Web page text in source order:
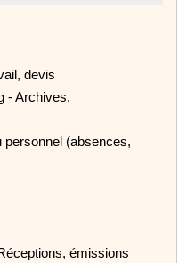
devis
- Archives,
personnel (absences,
émissions